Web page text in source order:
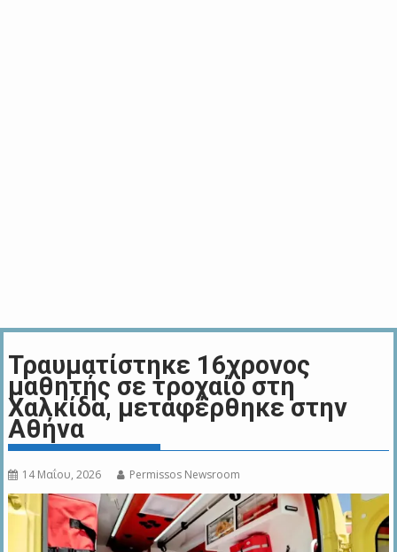
Τραυματίστηκε 16χρονος
μαθητής σε τροχαίο στη
Χαλκίδα, μεταφέρθηκε στην
Αθήνα
14 Μαΐου, 2026 Permissos Newsroom